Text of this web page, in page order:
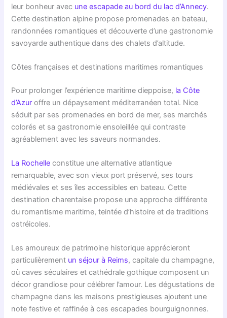
leur bonheur avec une escapade au bord du lac d’Annecy.
Cette destination alpine propose promenades en bateau,
randonnées romantiques et découverte d’une gastronomie
savoyarde authentique dans des chalets d’altitude.
Côtes françaises et destinations maritimes romantiques
Pour prolonger l’expérience maritime dieppoise, la Côte
d’Azur offre un dépaysement méditerranéen total. Nice
séduit par ses promenades en bord de mer, ses marchés
colorés et sa gastronomie ensoleillée qui contraste
agréablement avec les saveurs normandes.
La Rochelle constitue une alternative atlantique
remarquable, avec son vieux port préservé, ses tours
médiévales et ses îles accessibles en bateau. Cette
destination charentaise propose une approche différente
du romantisme maritime, teintée d’histoire et de traditions
ostréicoles.
Les amoureux de patrimoine historique apprécieront
particulièrement un séjour à Reims, capitale du champagne,
où caves séculaires et cathédrale gothique composent un
décor grandiose pour célébrer l’amour. Les dégustations de
champagne dans les maisons prestigieuses ajoutent une
note festive et raffinée à ces escapades bourguignonnes.